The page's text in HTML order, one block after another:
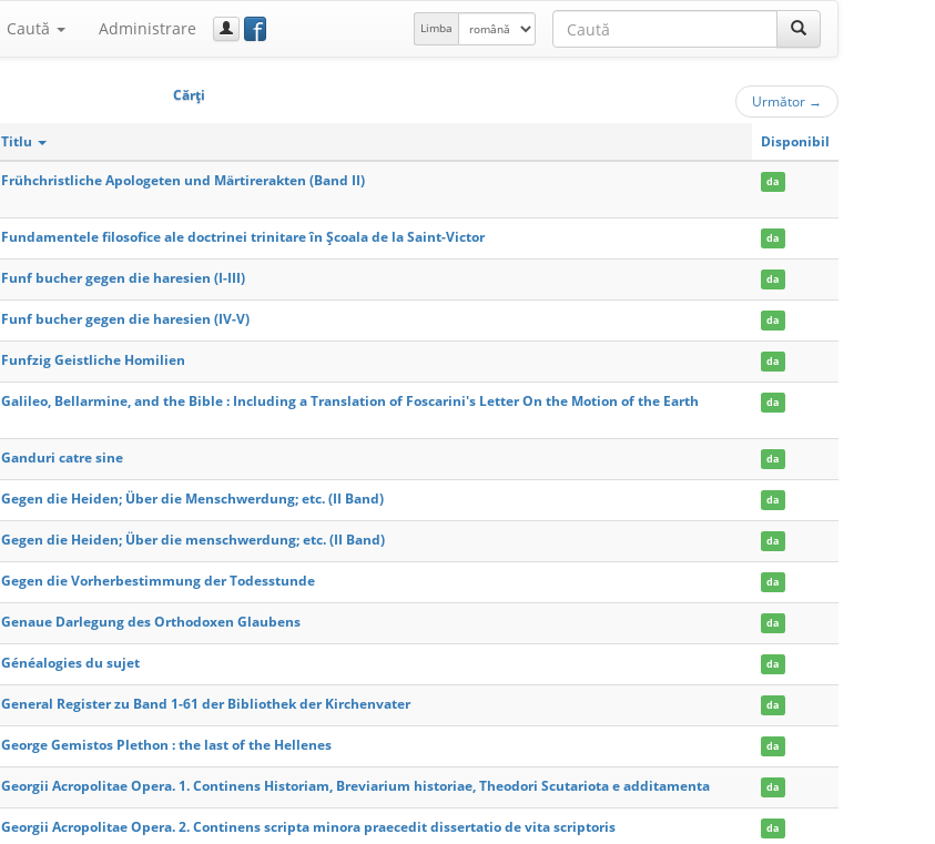
Caută Administrare f Limba
Cărţi Următor →
Titlu Disponibil
Frühchristliche Apologeten und Märtirerakten (Band II) da
Fundamentele filosofice ale doctrinei trinitare în Școala de la Saint-Victor da
Funf bucher gegen die haresien (I-III) da
Funf bucher gegen die haresien (IV-V) da
Funfzig Geistliche Homilien da
Galileo, Bellarmine, and the Bible : Including a Translation of Foscarini's Letter On the Motion of the Earth da
Ganduri catre sine da
Gegen die Heiden; Über die Menschwerdung; etc. (II Band) da
Gegen die Heiden; Über die menschwerdung; etc. (II Band) da
Gegen die Vorherbestimmung der Todesstunde da
Genaue Darlegung des Orthodoxen Glaubens da
Généalogies du sujet da
General Register zu Band 1-61 der Bibliothek der Kirchenvater da
George Gemistos Plethon : the last of the Hellenes da
Georgii Acropolitae Opera. 1. Continens Historiam, Breviarium historiae, Theodori Scutariota e additamenta da
Georgii Acropolitae Opera. 2. Continens scripta minora praecedit dissertatio de vita scriptoris da